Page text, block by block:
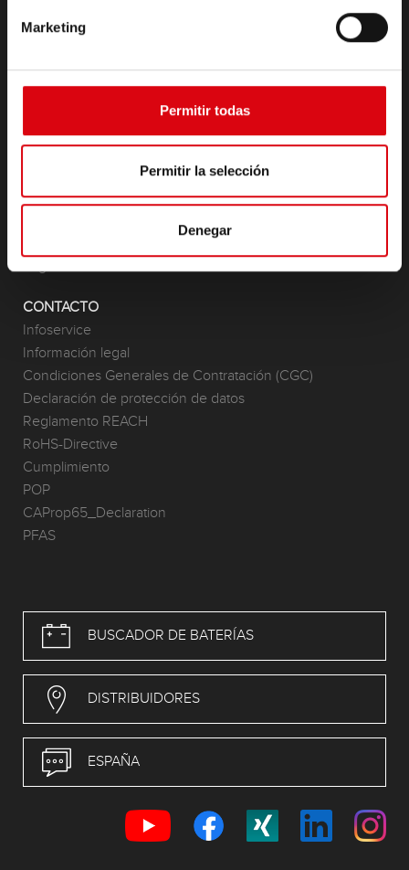
Marketing
Permitir todas
Permitir la selección
Denegar
PRODUCTOS
Accesorios para turismos y vehículos comerciales
(Semi ) Tracción y Estacionarias
Ámbitos de aplicación
The Power Company
Logo
CONTACTO
Infoservice
Información legal
Condiciones Generales de Contratación (CGC)
Declaración de protección de datos
Reglamento REACH
RoHS-Directive
Cumplimiento
POP
CAProp65_Declaration
PFAS
BUSCADOR DE BATERÍAS
DISTRIBUIDORES
ESPAÑA